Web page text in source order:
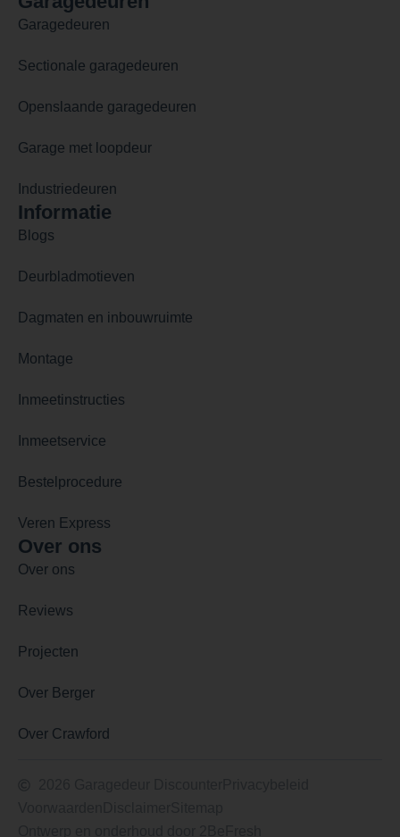
Garagedeuren
Sectionale garagedeuren
Openslaande garagedeuren
Garage met loopdeur
Industriedeuren
Informatie
Blogs
Deurbladmotieven
Dagmaten en inbouwruimte
Montage
Inmeetinstructies
Inmeetservice
Bestelprocedure
Veren Express
Over ons
Over ons
Reviews
Projecten
Over Berger
Over Crawford